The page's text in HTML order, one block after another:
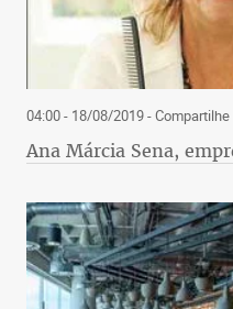
04:00 - 18/08/2019- Compartilhe
Ana Márcia Sena,